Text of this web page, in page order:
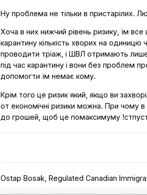
Ну проблема не тільки в пристарілих.
Хоча в них нижчий рівень ризику, їм
карантину кількість хворих на
проводити тріаж, і ШВЛ отримають
під час карантину і вони без проблем
допомогти їм немає кому.
Крім того це ризик який, якщо ви
от економічні ризики можна. При чому в
до грошей, щоб це помаксимуму
Ostap Bosak, Regulated Canadian